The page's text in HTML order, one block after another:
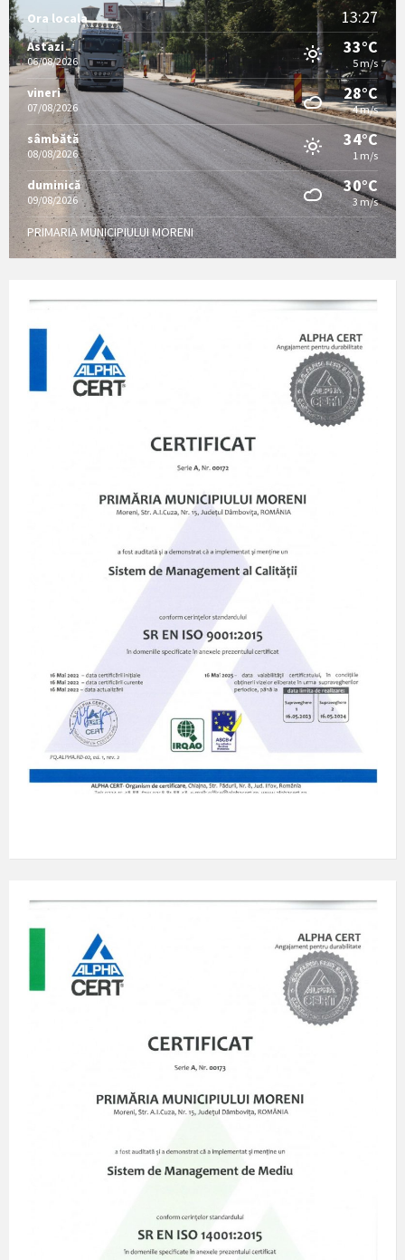
Ora locala 13:27
Astazi
06/08/2026
33°C
5 m/s
vineri
07/08/2026
28°C
4 m/s
sâmbătă
08/08/2026
34°C
1 m/s
duminică
09/08/2026
30°C
3 m/s
PRIMARIA MUNICIPIULUI MORENI